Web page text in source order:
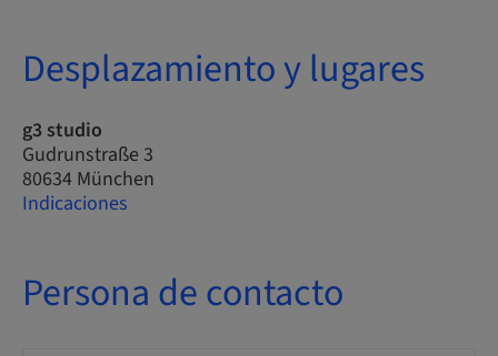
Desplazamiento y lugares
g3 studio
Gudrunstraße 3
80634 München
Indicaciones
Persona de contacto